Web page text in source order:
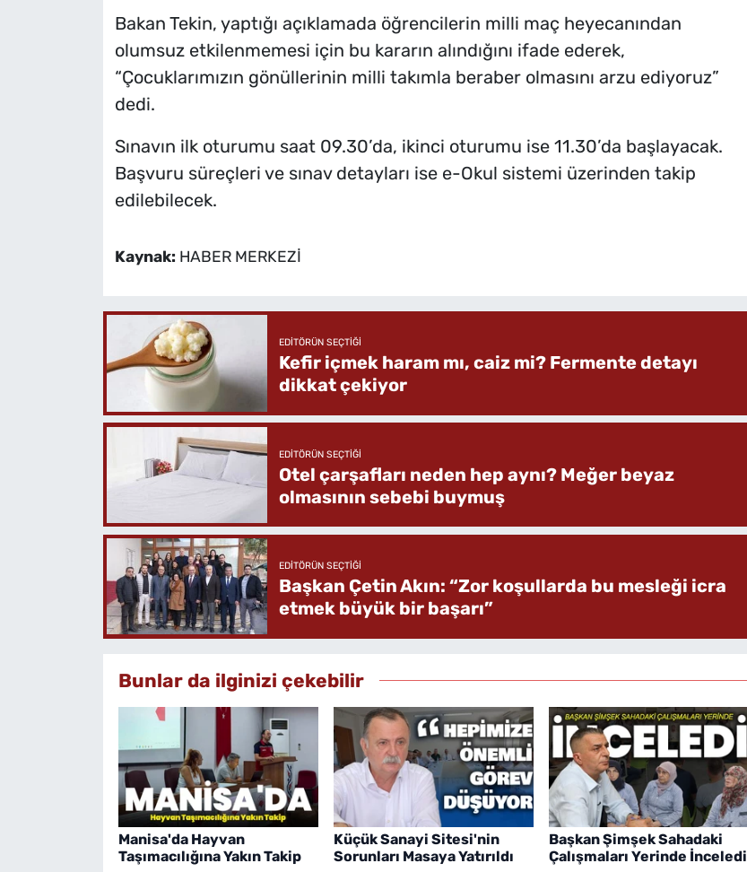
Bakan Tekin, yaptığı açıklamada öğrencilerin milli maç heyecanından
olumsuz etkilenmemesi için bu kararın alındığını ifade ederek,
“Çocuklarımızın gönüllerinin milli takımla beraber olmasını arzu ediyoruz”
dedi.
Sınavın ilk oturumu saat 09.30’da, ikinci oturumu ise 11.30’da başlayacak.
Başvuru süreçleri ve sınav detayları ise e-Okul sistemi üzerinden takip
edilebilecek.
Kaynak: HABER MERKEZİ
EDITÖRÜN SEÇTIĞI
Kefir içmek haram mı, caiz mi? Fermente detayı
dikkat çekiyor
EDITÖRÜN SEÇTIĞI
Otel çarşafları neden hep aynı? Meğer beyaz
olmasının sebebi buymuş
EDITÖRÜN SEÇTIĞI
Başkan Çetin Akın: “Zor koşullarda bu mesleği icra
etmek büyük bir başarı”
Bunlar da ilginizi çekebilir
Manisa'da Hayvan
Taşımacılığına Yakın Takip
Küçük Sanayi Sitesi'nin
Sorunları Masaya Yatırıldı
Başkan Şimşek Sahadaki
Çalışmaları Yerinde İnceledi